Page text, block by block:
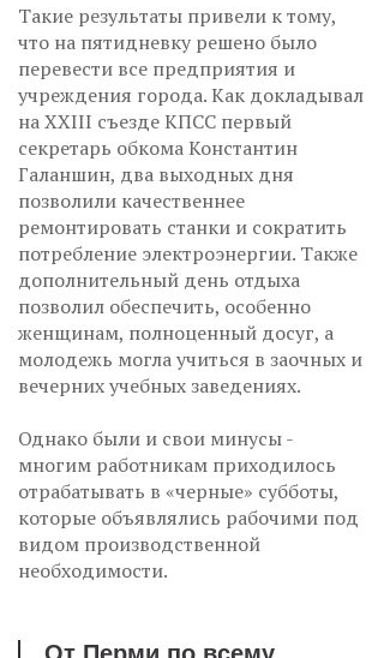
Такие результаты привели к тому,
что на пятидневку решено было
перевести все предприятия и
учреждения города. Как докладывал
на XXIII съезде КПСС первый
секретарь обкома Константин
Галаншин, два выходных дня
позволили качественнее
ремонтировать станки и сократить
потребление электроэнергии. Также
дополнительный день отдыха
позволил обеспечить, особенно
женщинам, полноценный досуг, а
молодежь могла учиться в заочных и
вечерних учебных заведениях.
Однако были и свои минусы -
многим работникам приходилось
отрабатывать в «черные» субботы,
которые объявлялись рабочими под
видом производственной
необходимости.